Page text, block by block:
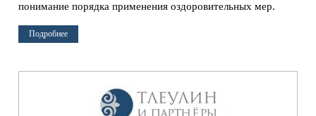
понимание порядка применения оздоровительных мер.
Подробнее